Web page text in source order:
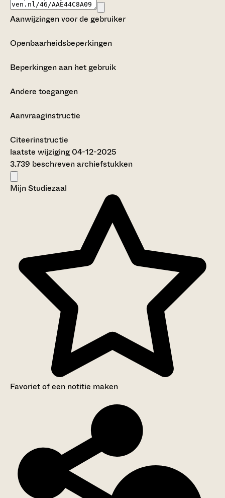
Aanwijzingen voor de gebruiker
Openbaarheidsbeperkingen
Beperkingen aan het gebruik
Andere toegangen
Aanvraaginstructie
Citeerinstructie
laatste wijziging 04-12-2025
3.739 beschreven archiefstukken
Mijn Studiezaal
Favoriet of een notitie maken